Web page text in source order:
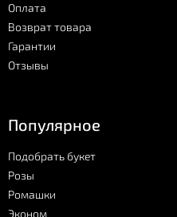
Оплата
Возврат товара
Гарантии
Отзывы
Популярное
Подобрать букет
Розы
Ромашки
Эконом